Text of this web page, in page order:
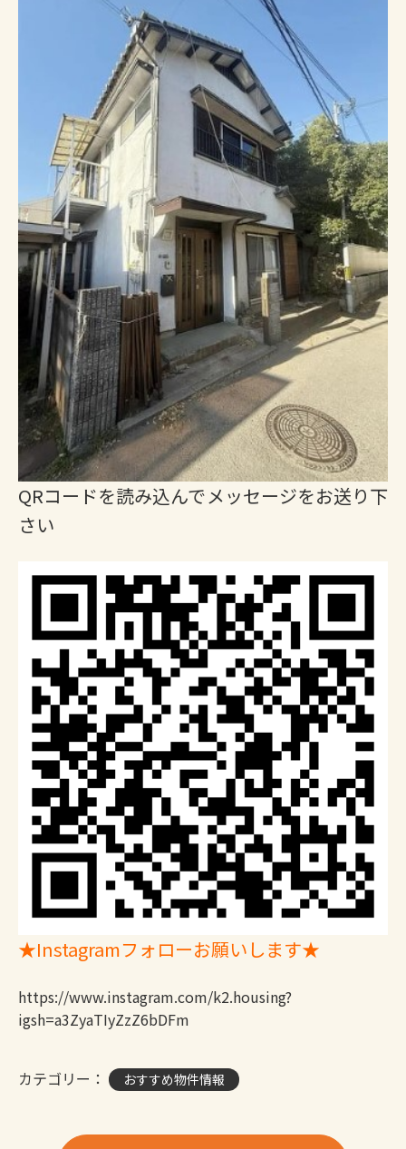
QRコードを読み込んでメッセージをお送り下
さい
★Instagramフォローお願いします★
https://www.instagram.com/k2.housing?
igsh=a3ZyaTIyZzZ6bDFm
カテゴリー： おすすめ物件情報